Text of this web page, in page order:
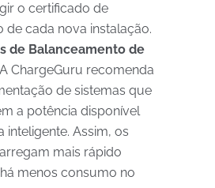
o certificado de
de cada nova instalação.
de Balanceamento de
A ChargeGuru recomenda
de sistemas que
a potência disponível
inteligente. Assim, os
mais rápido
menos consumo no